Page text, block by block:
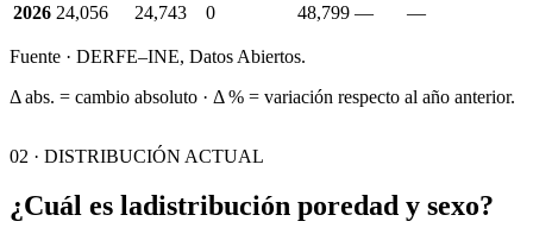
2026 24,056 24,743 0 48,799 — —
Fuente · DERFE–INE, Datos Abiertos.
Δ abs. = cambio absoluto · Δ % = variación respecto al año anterior.
02 · DISTRIBUCIÓN ACTUAL
¿Cuál es ladistribución poredad y sexo?